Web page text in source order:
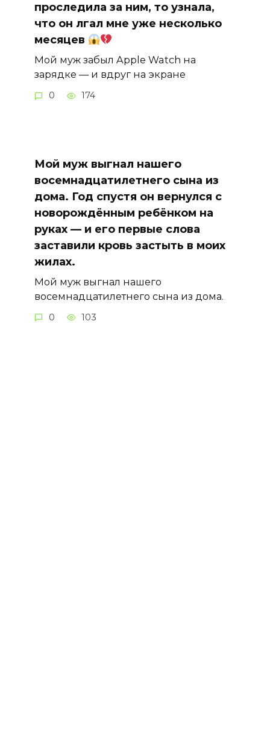
проследила за ним, то узнала,
что он лгал мне уже несколько
месяцев
Мой муж забыл Apple Watch на
зарядке — и вдруг на экране
0 174
Мой муж выгнал нашего
восемнадцатилетнего сына из
дома. Год спустя он вернулся с
новорождённым ребёнком на
руках — и его первые слова
заставили кровь застыть в моих
жилах.
Мой муж выгнал нашего
восемнадцатилетнего сына из дома.
0 103